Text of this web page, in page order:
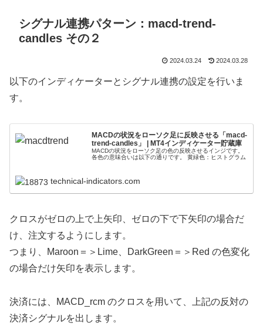
シグナル連携パターン：macd-trend-
candles その２
2024.03.24 2024.03.28
以下のインディケーターとシグナル連携の設定を行いま
す。
MACDの状況をローソク足に反映させる「macd-
trend-candles」 | MT4インディケーター貯蔵庫
MACDの状況をローソク足の色の反映させるインジです。
各色の意味合いは以下の通りです。 黄緑色：ヒストグラム
technical-indicators.com
クロスがゼロの上で上矢印、ゼロの下で下矢印の場合だ
け、注文するようにします。
つまり、Maroon＝＞Lime、DarkGreen＝＞Red の色変化
の場合だけ矢印を表示します。
決済には、MACD_rcm のクロスを用いて、上記の反対の
決済シグナルを出します。